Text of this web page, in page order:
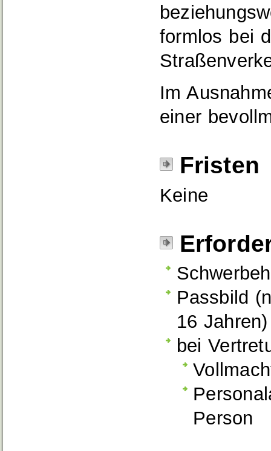
formlos bei
Im
einer
Fristen
Keine
Passbild
16 Jahren)
bei
Person